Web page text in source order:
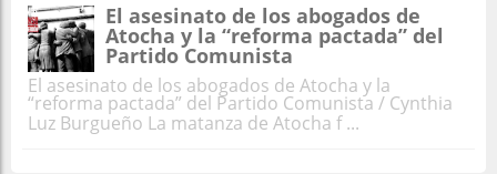
El asesinato de los abogados de
Atocha y la “reforma pactada” del
Partido Comunista
El asesinato de los abogados de Atocha y la
“reforma pactada” del Partido Comunista / Cynthia
Luz Burgueño La matanza de Atocha f ...